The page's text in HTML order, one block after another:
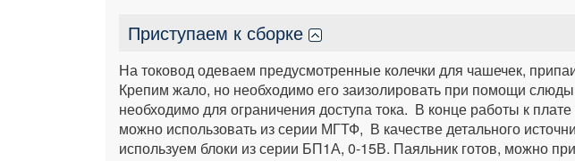
Приступаем к сборке
На токовод одеваем предусмотренные колечки для чашечек,
Крепим жало, но необходимо его заизолировать при помощи
необходимо для ограничения доступа тока. В конце работы к
можно использовать из серии МГТФ, В качестве детального
используем блоки из серии БП1А, 0-15В. Паяльник готов, можно